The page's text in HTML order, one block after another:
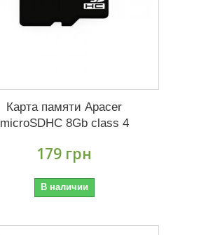
Карта памяти Apacer
microSDHC 8Gb class 4
179 грн
В наличии